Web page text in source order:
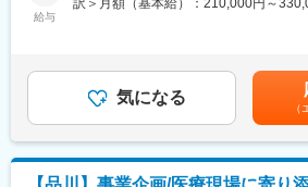
・がんゲノム医療領域の専門知識
・メディカルアフェアーズ・エビデン
・共同研究・プロジェクトマネジメント
変更の範囲：会社の定める業務
・修理・クレーム受付対応
◆企業情報
・創業以来「削るテクノロジー」（超
・歯科医療機器分野では、世界マーケ
給与
可能性があります。月給(月額)は固定手
気になる